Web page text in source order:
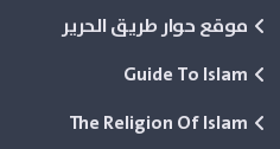
موقع حوار طريق الحرير
Guide To Islam
The Religion Of Islam